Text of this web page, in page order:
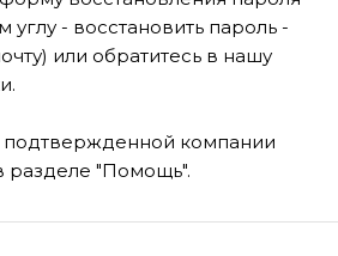
- восстановить пароль -
или обратитесь в нашу
компании
разделе "Помощь".